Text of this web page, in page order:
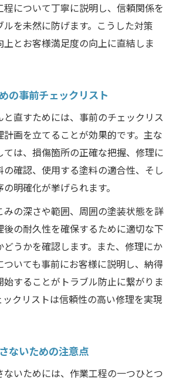
について丁寧に説明し、信頼関係を
を未然に防げます。こうした対策
上とお客様満足度の向上に直結しま
の事前チェックリスト
直すためには、事前のチェックリス
計画を立てることが効果的です。主な
ては、損傷箇所の正確な把握、修理に
確認、使用する塗料の適合性、そし
明確化が挙げられます。
みの深さや範囲、周囲の塗装状態を詳
の耐久性を確保するために適切な下
うかを確認します。また、修理にか
ついても事前にお客様に説明し、納得
始することがトラブル防止に繋がりま
クリストは信頼性の高い修理を実現
ないための注意点
いためには、作業工程の一つひとつ